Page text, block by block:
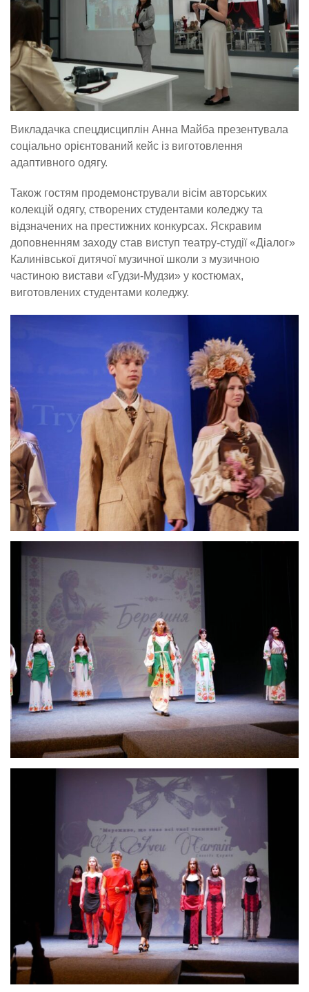
Викладачка спецдисциплін Анна Майба презентувала
соціально орієнтований кейс із виготовлення
адаптивного одягу.
Також гостям продемонстрували вісім авторських
колекцій одягу, створених студентами коледжу та
відзначених на престижних конкурсах. Яскравим
доповненням заходу став виступ театру-студії «Діалог»
Калинівської дитячої музичної школи з музичною
частиною вистави «Гудзи-Мудзи» у костюмах,
виготовлених студентами коледжу.